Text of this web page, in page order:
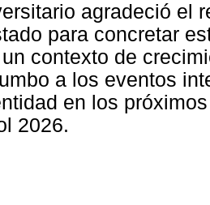
agradeció el
para concretar
contexto de
a los eventos
en los
2026.